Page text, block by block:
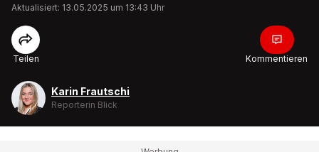
Aktualisiert: 13.05.2025 um 13:43 Uhr
Teilen Kommentieren
Karin Frautschi
Reporterin Blick